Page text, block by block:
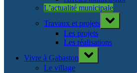
L’actualité municipale
Travaux et projets
Toggle
sub-
Les projets
Les réalisations
Vivre à Gabaston
Toggle
sub-
Le village